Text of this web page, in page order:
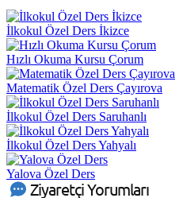
İlkokul Özel Ders İkizce
Hızlı Okuma Kursu Çorum
Matematik Özel Ders Çayırova
İlkokul Özel Ders Saruhanlı
İlkokul Özel Ders Yahyalı
Yalova Özel Ders
Ziyaretçi Yorumları